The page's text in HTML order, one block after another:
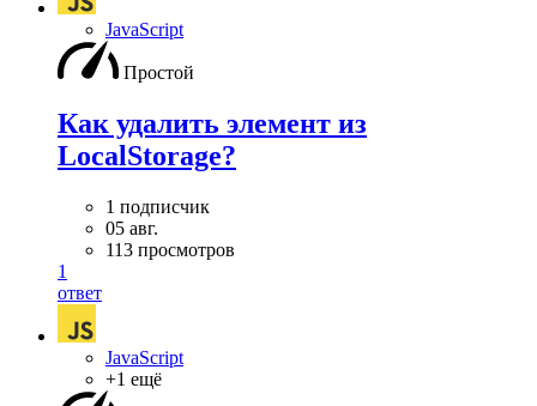
JavaScript
Простой
Как удалить элемент из
LocalStorage?
1 подписчик
05 авг.
113 просмотров
1
ответ
JavaScript
+1 ещё